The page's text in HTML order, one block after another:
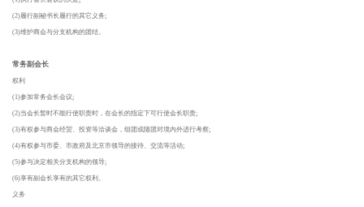
(2)履行副秘书长履行的其它义务;
(3)维护商会与分支机构的团结。
常务副会长
权利
(1)参加常务会长会议;
(2)当会长暂时不能行使职责时，在会长的指定下可行使会长职责;
(3)有权参与商会经贸、投资等洽谈会，组团或随团对境内外进行考察;
(4)有权参与市委、市政府及北京市领导的接待、交流等活动;
(5)参与决定相关分支机构的领导;
(6)享有副会长享有的其它权利。
义务